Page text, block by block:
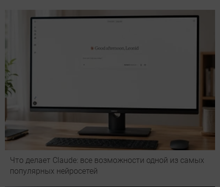
Что делает Сlaude: все возможности одной из самых
популярных нейросетей